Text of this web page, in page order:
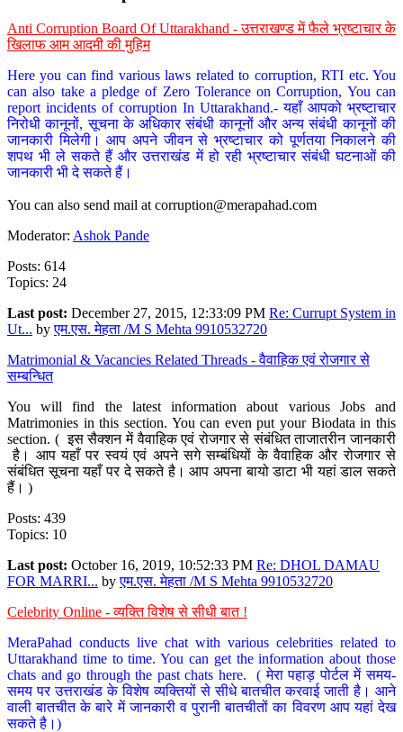
Anti Corruption Board Of Uttarakhand - उत्तराखण्ड में फैले भ्रष्टाचार के
खिलाफ आम आदमी की मुहिम
Here you can find various laws related to corruption, RTI etc. You
can also take a pledge of Zero Tolerance on Corruption, You can
report incidents of corruption In Uttarakhand.- यहाँ आपको भ्रष्टाचार
निरोधी कानूनों, सूचना के अधिकार संबंधी कानूनों और अन्य संबंधी कानूनों की
जानकारी मिलेगी। आप अपने जीवन से भ्रष्टाचार को पूर्णतया निकालने की
शपथ भी ले सकते हैं और उत्तराखंड में हो रही भ्रष्टाचार संबंधी घटनाओं की
जानकारी भी दे सकते हैं।
You can also send mail at corruption@merapahad.com
Moderator: Ashok Pande
Posts: 614
Topics: 24
Last post: December 27, 2015, 12:33:09 PM Re: Currupt System in
Ut... byएम.एस. मेहता /M S Mehta 9910532720
Matrimonial & Vacancies Related Threads - वैवाहिक एवं रोजगार से
सम्बन्धित
You will find the latest information about various Jobs and
Matrimonies in this section. You can even put your Biodata in this
section. ( इस सैक्शन में वैवाहिक एवं रोजगार से संबंधित ताजातरीन जानकारी
है। आप यहाँ पर स्वयं एवं अपने सगे सम्बंधियों के वैवाहिक और रोजगार से
संबंधित सूचना यहाँ पर दे सकते है। आप अपना बायो डाटा भी यहां डाल सकते
हैं। )
Posts: 439
Topics: 10
Last post: October 16, 2019, 10:52:33 PM Re: DHOL DAMAU
FOR MARRI... byएम.एस. मेहता /M S Mehta 9910532720
Celebrity Online - व्यक्ति विशेष से सीधी बात !
MeraPahad conducts live chat with various celebrities related to
Uttarakhand time to time. You can get the information about those
chats and go through the past chats here. ( मेरा पहाड़ पोर्टल में समय-
समय पर उत्तराखंड के विशेष व्यक्तियों से सीधे बातचीत करवाई जाती है। आने
वाली बातचीत के बारे में जानकारी व पुरानी बातचीतों का विवरण आप यहां देख
सकते है।)